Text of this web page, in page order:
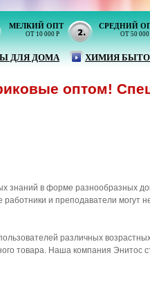
МЕЛКИЙ ОПТ
ОТ 10 000 Р
СРЕДНИЙ
ОТ 50 000
ДЛЯ ДОМА ХИМИЯ
знаний в форме разнообразных
и преподаватели могут
различных
товара. Наша компания Энитос